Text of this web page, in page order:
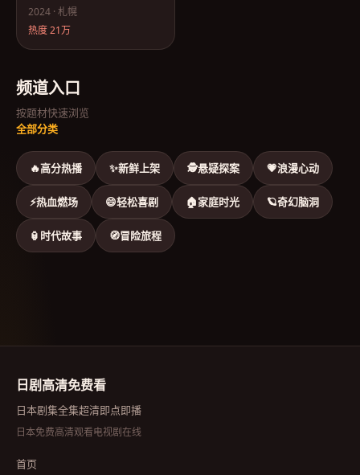
2024 · 札幌
热度21万
频道入口
按题材快速浏览
全部分类
🔥高分热播 ✨新鲜上架 🕵悬疑探案 💗浪漫心动
⚡热血燃场 😄轻松喜剧 🏠家庭时光 🪐奇幻脑洞
🏮 时代故事 🧭冒险旅程
日剧高清免费看
日本剧集全集超清即点即播
日本免费高清观看电视剧在线
首页